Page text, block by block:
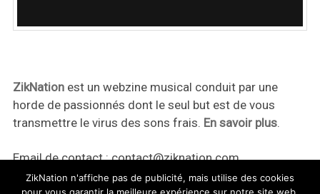
ZikNationest un webzine musical conduit par une
horde de passionnés dont le seul but est de vous
transmettre le virus des sons frais. En savoir plus.
Email de contact :contact@ziknation.com
ZikNation n'affiche pas de publicité, mais utilise des cookies